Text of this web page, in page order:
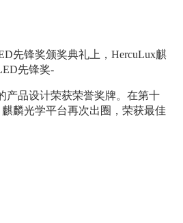
先锋奖颁奖典礼上，HercuLux麒
先锋奖-
产品设计荣获荣誉奖牌。在第十
麟光学平台再次出圈，荣获最佳